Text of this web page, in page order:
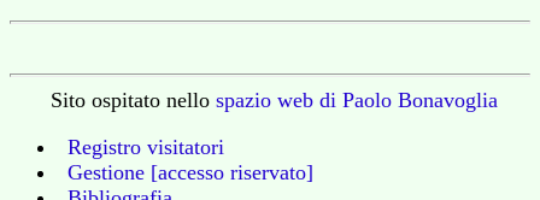
Sito ospitato nellospazio web di Paolo Bonavoglia
Registro visitatori
Gestione [accesso riservato]